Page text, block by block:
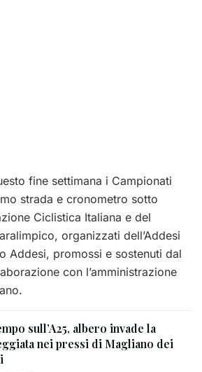
fine settimana i Campionati
strada e cronometro sotto
Ciclistica Italiana e del
organizzati dell’Addesi
Addesi, promossi e sostenuti dal
con l’amministrazione
sull’A25, albero invade la
nei pressi di Magliano dei